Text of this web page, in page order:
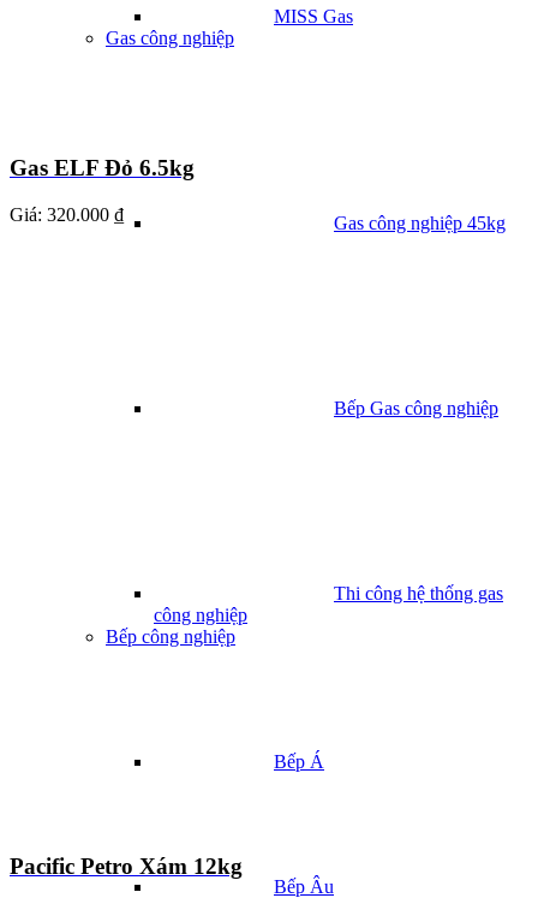
MISS Gas
Gas công nghiệp
Gas công nghiệp 45kg
Bếp Gas công nghiệp
Thi công hệ thống gas
công nghiệp
Bếp công nghiệp
Bếp Á
Bếp Âu
Gas ELF Đỏ 6.5kg
Giá: 320.000 ₫
Pacific Petro Xám 12kg